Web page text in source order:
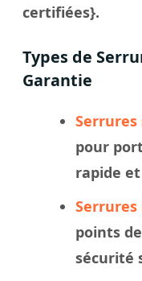
certifiées}.
Types de
Garantie
Serrures
pour
rapide
points
sécurité